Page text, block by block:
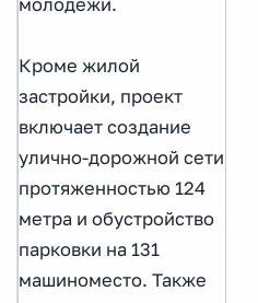
Кроме жилой
застройки, проект
включает создание
улично-дорожной сети
протяженностью 124
метра и обустройство
парковки на 131
машиноместо. Также